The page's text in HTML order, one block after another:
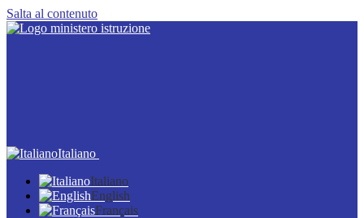
Salta al contenuto
Italiano
Italiano
English
Français